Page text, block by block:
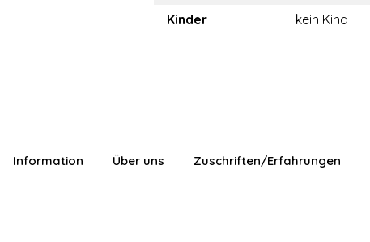
Kinder
kein Kind
Information Über uns Zuschriften/Erfahrungen